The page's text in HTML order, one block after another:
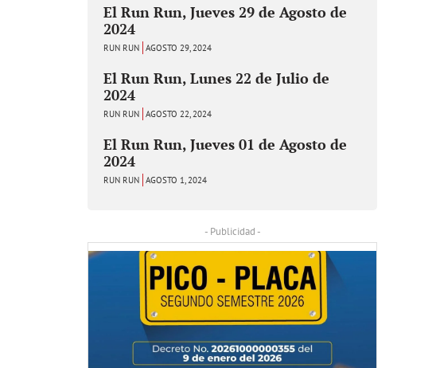
El Run Run, Jueves 29 de Agosto de
2024
RUN RUN AGOSTO 29, 2024
El Run Run, Lunes 22 de Julio de
2024
RUN RUN AGOSTO 22, 2024
El Run Run, Jueves 01 de Agosto de
2024
RUN RUN AGOSTO 1, 2024
- Publicidad -